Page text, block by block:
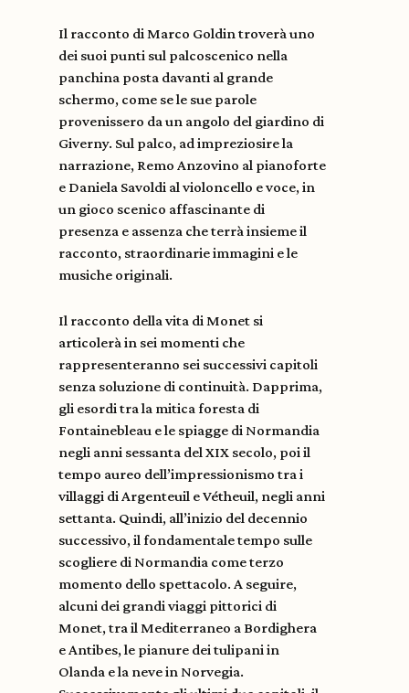
Il racconto di Marco Goldin troverà uno
dei suoi punti sul palcoscenico nella
panchina posta davanti al grande
schermo, come se le sue parole
provenissero da un angolo del giardino di
Giverny. Sul palco, ad impreziosire la
narrazione, Remo Anzovino al pianoforte
e Daniela Savoldi al violoncello e voce, in
un gioco scenico affascinante di
presenza e assenza che terrà insieme il
racconto, straordinarie immagini e le
musiche originali.
Il racconto della vita di Monet si
articolerà in sei momenti che
rappresenteranno sei successivi capitoli
senza soluzione di continuità. Dapprima,
gli esordi tra la mitica foresta di
Fontainebleau e le spiagge di Normandia
negli anni sessanta del XIX secolo, poi il
tempo aureo dell’impressionismo tra i
villaggi di Argenteuil e Vétheuil, negli anni
settanta. Quindi, all’inizio del decennio
successivo, il fondamentale tempo sulle
scogliere di Normandia come terzo
momento dello spettacolo. A seguire,
alcuni dei grandi viaggi pittorici di
Monet, tra il Mediterraneo a Bordighera
e Antibes, le pianure dei tulipani in
Olanda e la neve in Norvegia.